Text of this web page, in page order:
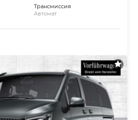
Трансмиссия
Автомат